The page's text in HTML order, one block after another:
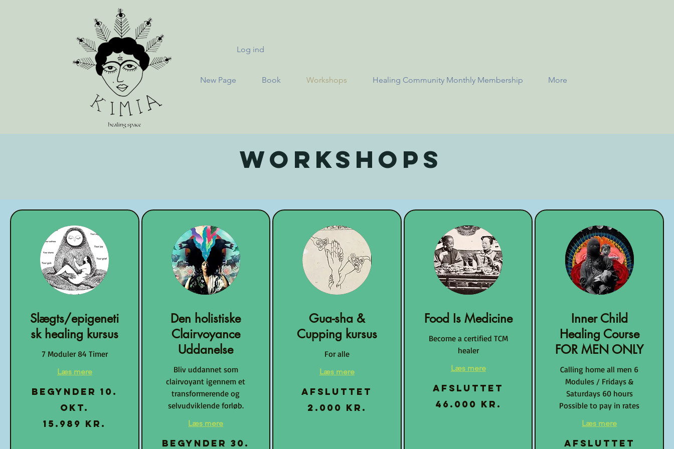
Log ind
New Page Book Workshops Healing Community Monthly Membership More
WORKSHOPS
Slægts/epigeneti
sk healing kursus
7 Moduler 84 Timer
Læs mere
Begynder 10.
okt.
danske15.989 kr.
Den holistiske
Clairvoyance
Uddanelse
Bliv uddannet som
clairvoyant igennem et
transformerende og
selvudviklende forløb.
Læs mere
Begynder 30.
Gua-sha &
Cupping kursus
For alle
Læs mere
Afsluttet
2.000 kr.
Food Is Medicine
Become a certified TCM
healer
Læs mere
Afsluttet
danske46.000 kr.
Inner Child
Healing Course
FOR MEN ONLY
Calling home all men 6
Modules / Fridays &
Saturdays 60 hours
Possible to pay in rates
Læs mere
Afsluttet